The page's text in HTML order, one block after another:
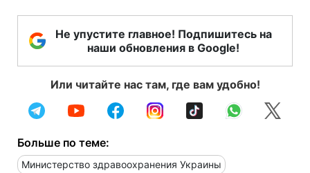
Не упустите главное! Подпишитесь на
наши обновления в Google!
Или читайте нас там, где вам удобно!
Больше по теме:
Министерство здравоохранения Украины